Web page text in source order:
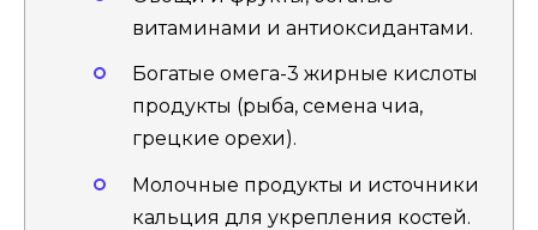
витаминами и антиоксидантами.
Богатые омега-3 жирные кислоты
продукты (рыба, семена чиа,
грецкие орехи).
Молочные продукты и источники
кальция для укрепления костей.